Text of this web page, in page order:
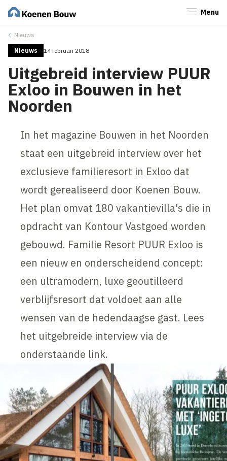
Menu
Nieuws
Nieuws 14 februari 2018
Uitgebreid interview PUUR
Exloo in Bouwen in het
Noorden
In het magazine Bouwen in het Noorden
staat een uitgebreid interview over het
exclusieve familieresort in Exloo dat
wordt gerealiseerd door Koenen Bouw.
Het plan omvat 180 vakantievilla's die in
opdracht van Kontour Vastgoed worden
gebouwd. Familie Resort PUUR Exloo is
een nieuw en onderscheidend concept:
een ultramodern, luxe geoutilleerd
verblijfsresort dat voldoet aan alle
wensen van de hedendaagse gast. Lees
het uitgebreide interview via de
onderstaande link.
Sluiten